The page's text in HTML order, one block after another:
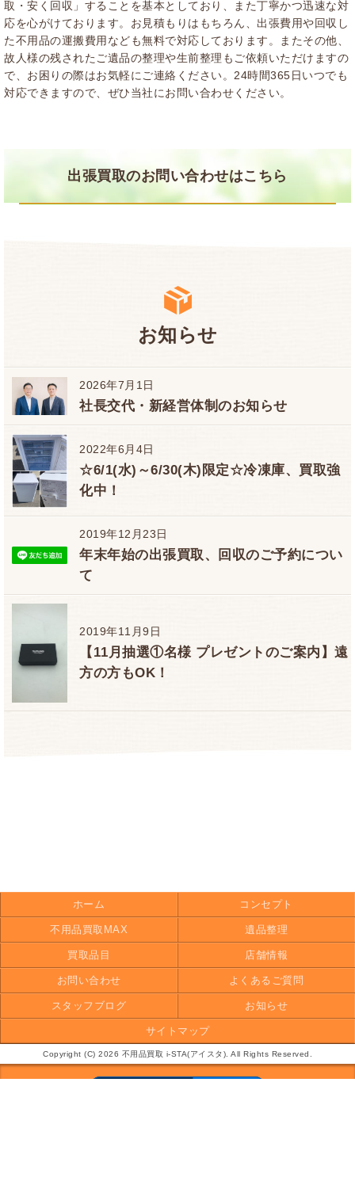
取・安く回収」することを基本としており、また丁寧かつ迅速な対
応を心がけております。お見積もりはもちろん、出張費用や回収し
た不用品の運搬費用なども無料で対応しております。またその他、
故人様の残されたご遺品の整理や生前整理もご依頼いただけますの
で、お困りの際はお気軽にご連絡ください。24時間365日いつでも
対応できますので、ぜひ当社にお問い合わせください。
出張買取のお問い合わせはこちら
お知らせ
2026年7月1日
社長交代・新経営体制のお知らせ
2022年6月4日
☆6/1(水)～6/30(木)限定☆冷凍庫、買取強
化中！
2019年12月23日
年末年始の出張買取、回収のご予約につい
て
2019年11月9日
【11月抽選①名様 プレゼントのご案内】遠
方の方もOK！
ホーム コンセプト
不用品買取MAX 遺品整理
買取品目 店舗情報
お問い合わせ よくあるご質問
スタッフブログ お知らせ
サイトマップ
Copyright (C) 2026 不用品買取 i-STA(アイスタ). All Rights Reserved.